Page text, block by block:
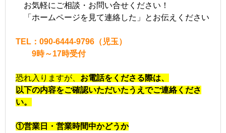
お気軽にご相談・お問い合せください！
「ホームページを見て連絡した」とお伝えください
TEL：090-6444-9796（児玉）
9時～17時受付
恐れ入りますが、 お電話をくださる際は、
以下の内容をご確認いただいたうえでご連絡くださ
い。
①営業日・営業時間中かどうか